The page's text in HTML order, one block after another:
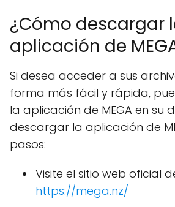
¿Cómo descargar
aplicación de
Si desea acceder a sus
forma más fácil y rápida,
la aplicación de MEGA en su
descargar la aplicación de
pasos:
Visite el sitio web oficial
https://mega.nz/